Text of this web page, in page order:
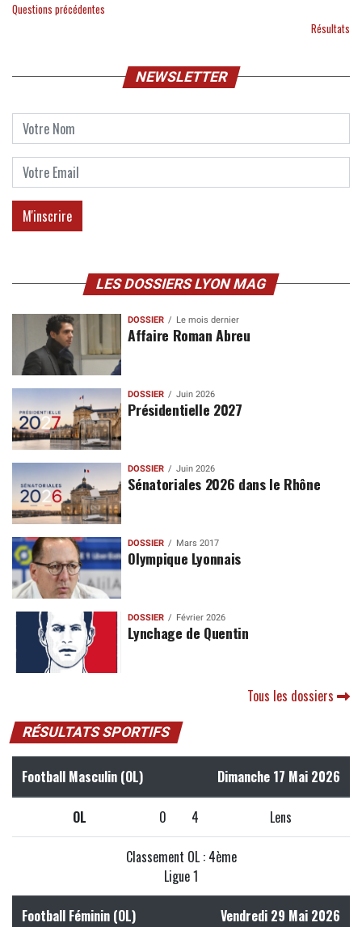
Questions précédentes
Résultats
NEWSLETTER
LES DOSSIERS LYON MAG
DOSSIER Le mois dernier
Affaire Roman Abreu
DOSSIER Juin 2026
Présidentielle 2027
DOSSIER Juin 2026
Sénatoriales 2026 dans le Rhône
DOSSIER Mars 2017
Olympique Lyonnais
DOSSIER Février 2026
Lynchage de Quentin
Tous les dossiers
RÉSULTATS SPORTIFS
Football Masculin (OL) Dimanche 17 Mai 2026
OL 0 4 Lens
Classement OL : 4ème
Ligue 1
Football Féminin (OL) Vendredi 29 Mai 2026